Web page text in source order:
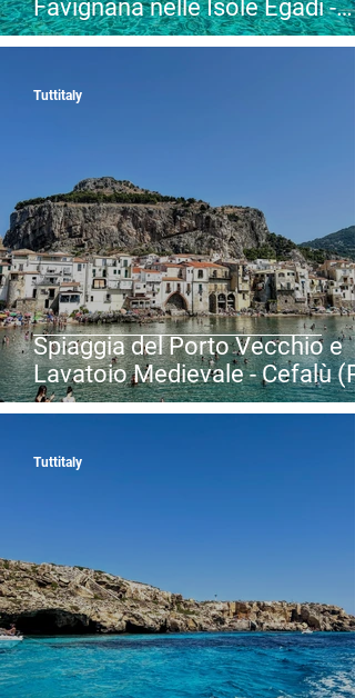
Favignana nelle Isole Egadi -
Favignana (TP) - Sicilia
Spiaggia del Porto Vecchio e
Lavatoio Medievale - Cefalù
- Uno dei borghi più belli d'Italia
Tuttitaly
Tuttitaly